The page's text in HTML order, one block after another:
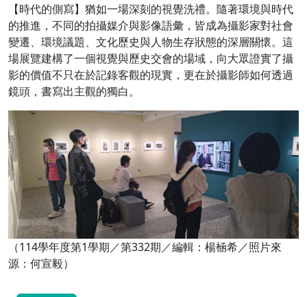
​【時代的側寫】猶如一場深刻的視覺洗禮。隨著環境與時代
的推進，不同的拍攝媒介與影像語彙，皆成為攝影家對社會
變遷、環境議題、文化歷史與人物生存狀態的深層關懷。這
場展覽建構了一個視覺與歷史交會的場域，向大眾證實了攝
影的價值不只在於記錄客觀的現實，更在於攝影師如何透過
鏡頭，書寫出主觀的獨白。
（114學年度第1學期／第332期／編輯：楊㮀希／照片來
源：何宣毅）